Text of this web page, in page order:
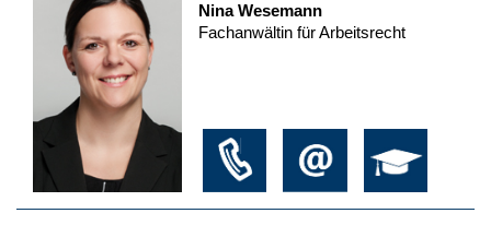
Nina Wesemann
Fachanwältin für Arbeitsrecht